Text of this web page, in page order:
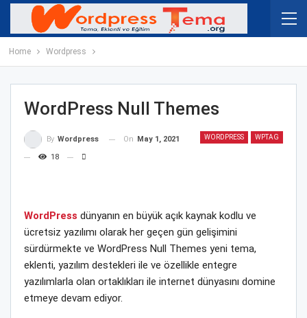
Home Wordpress
WordPress Null Themes
WORDPRESS WPTAG
By Wordpress On May 1, 2021
18
WordPress dünyanın en büyük açık kaynak kodlu ve
ücretsiz yazılımı olarak her geçen gün gelişimini
sürdürmekte ve WordPress Null Themes yeni tema,
eklenti, yazılım destekleri ile ve özellikle entegre
yazılımlarla olan ortaklıkları ile internet dünyasını domine
etmeye devam ediyor.